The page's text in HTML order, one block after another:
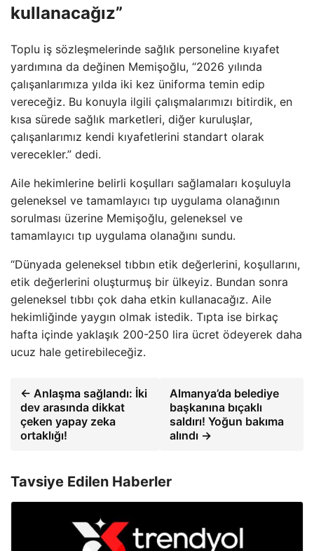
kullanacağız”
Toplu iş sözleşmelerinde sağlık personeline kıyafet
yardımına da değinen Memişoğlu, “2026 yılında
çalışanlarımıza yılda iki kez üniforma temin edip
vereceğiz. Bu konuyla ilgili çalışmalarımızı bitirdik, en
kısa sürede sağlık marketleri, diğer kuruluşlar,
çalışanlarımız kendi kıyafetlerini standart olarak
verecekler.” dedi.
Aile hekimlerine belirli koşulları sağlamaları koşuluyla
geleneksel ve tamamlayıcı tıp uygulama olanağının
sorulması üzerine Memişoğlu, geleneksel ve
tamamlayıcı tıp uygulama olanağını sundu.
“Dünyada geleneksel tıbbın etik değerlerini, koşullarını,
etik değerlerini oluşturmuş bir ülkeyiz. Bundan sonra
geleneksel tıbbı çok daha etkin kullanacağız. Aile
hekimliğinde yaygın olmak istedik. Tıpta ise birkaç
hafta içinde yaklaşık 200-250 lira ücret ödeyerek daha
ucuz hale getirebileceğiz.
← Anlaşma sağlandı: İki
dev arasında dikkat
çeken yapay zeka
ortaklığı!
Almanya’da belediye
başkanına bıçaklı
saldırı! Yoğun bakıma
alındı →
Tavsiye Edilen Haberler